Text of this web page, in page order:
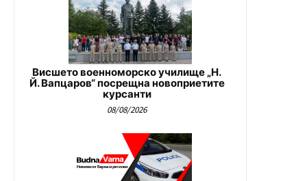
Висшето военноморско училище „Н.
Й. Вапцаров“ посрещна новоприетите
курсанти
08/08/2026